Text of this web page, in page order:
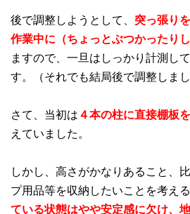
後で調整しようとして、 突っ張り
作業中に（ちょっとぶつかったり
ますので、一旦はしっかり計測し
す。（それでも結局後で調整しまし
さて、当初は ４本の柱に直接棚板
えていました。
しかし、高さがかなりあること、
プ用品等を収納したいことを考える
ている状態はやや安定感に欠け、